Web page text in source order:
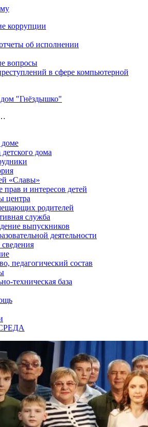
коррупции
об исполнении
вопросы
в сфере компьютерной
дом "Гнёздышко"
дома
«Славы»
и интересов детей
центра
родителей
служба
выпускников
деятельности
педагогический состав
техническая база